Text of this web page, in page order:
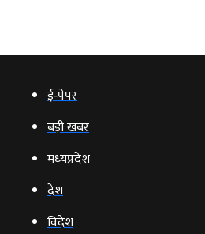
ई‑पेपर
बड़ी खबर
मध्‍यप्रदेश
देश
विदेश